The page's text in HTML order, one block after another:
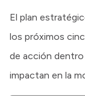
El plan
los próximos
de acción
impactan en la